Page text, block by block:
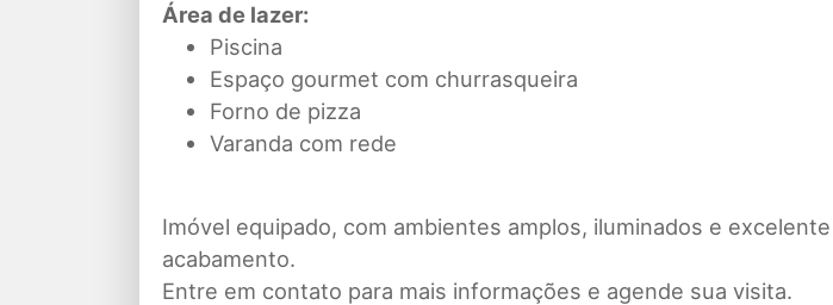
Área de lazer:
Piscina
Espaço gourmet com churrasqueira
Forno de pizza
Varanda com rede
Imóvel equipado, com ambientes amplos, iluminados e
acabamento.
Entre em contato para mais informações e agende sua visita.